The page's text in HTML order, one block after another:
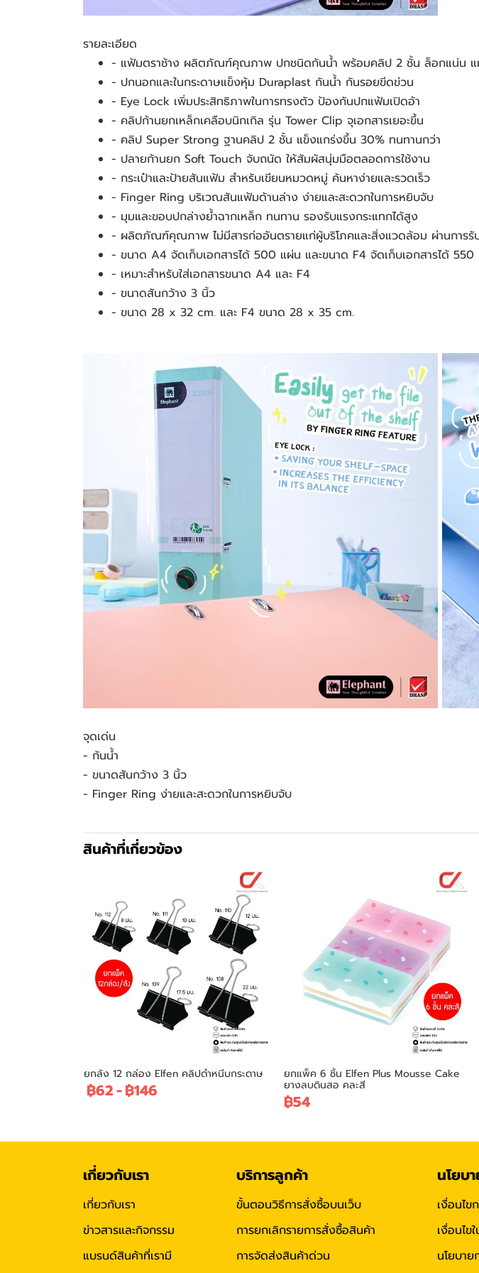
รายละเอียด
- แฟ้มตราช้าง ผลิตภัณฑ์คุณภาพ ปกชนิดกันน้ำ พร้อมคลิป 2 ชั้น ล็อกแน่น แ
- ปกนอกและในกระดาษแข็งหุ้ม Duraplast กันน้ำ กันรอยขีดข่วน
- Eye Lock เพิ่มประสิทธิภาพในการทรงตัว ป้องกันปกแฟ้มเปิดอ้า
- คลิปก้านยกเหล็กเคลือบนิกเกิล รุ่น Tower Clip จุเอกสารเยอะขึ้น
- คลิป Super Strong ฐานคลิป 2 ชั้น แข็งแกร่งขึ้น 30% ทนทานกว่า
- ปลายก้านยก Soft Touch จับถนัด ให้สัมผัสนุ่มมือตลอดการใช้งาน
- กระเป๋าและป้ายสันแฟ้ม สำหรับเขียนหมวดหมู่ ค้นหาง่ายและรวดเร็ว
- Finger Ring บริเวณสันแฟ้มด้านล่าง ง่ายและสะดวกในการหยิบจับ
- มุมและขอบปกล่างย้ำฉากเหล็ก ทนทาน รองรับแรงกระแทกได้สูง
- ผลิตภัณฑ์คุณภาพ ไม่มีสารก่ออันตรายแก่ผู้บริโภคและสิ่งแวดล้อม ผ่านการรั
- ขนาด A4 จัดเก็บเอกสารได้ 500 แผ่น และขนาด F4 จัดเก็บเอกสารได้ 550
- เหมาะสำหรับใส่เอกสารขนาด A4 และ F4
- ขนาดสันกว้าง 3 นิ้ว
- ขนาด 28 x 32 cm. และ F4 ขนาด 28 x 35 cm.
จุดเด่น
- กันน้ำ
- ขนาดสันกว้าง 3 นิ้ว
- Finger Ring ง่ายและสะดวกในการหยิบจับ
สินค้าที่เกี่ยวข้อง
ยกลัง 12 กล่อง Elfen คลิปดำหนีบกระดาษ
฿62-฿146
ยกแพ็ค 6 ชิ้น Elfen Plus Mousse Cake
ยางลบดินสอ คละสี
฿54
เกี่ยวกับเรา
เกี่ยวกับเรา
ข่าวสารและกิจกรรม
แบรนด์สินค้าที่เรามี
บริการลูกค้า
ขั้นตอนวิธีการสั่งซื้อบนเว็บ
การยกเลิกรายการสั่งซื้อสินค้า
การจัดส่งสินค้าด่วน
นโยบ
เงื่อนไข
เงื่อนไข
นโยบาย